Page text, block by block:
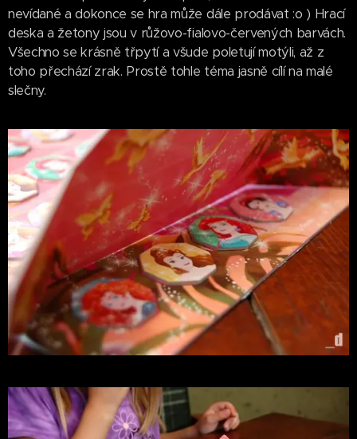
nevídané a dokonce se hra může dále prodávat :o ) Hrací
deska a žetony jsou v růžovo-fialovo-červených barvách.
Všechno se krásně třpytí a všude poletují motýli, až z
toho přechází zrak. Prostě tohle téma jasně cílí na malé
slečny.